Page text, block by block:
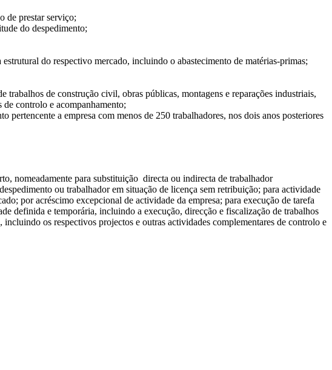
de prestar serviço;
do despedimento;
do respectivo mercado, incluindo o abastecimento de matérias-primas;
de construção civil, obras públicas, montagens e reparações industriais,
controlo e acompanhamento;
a empresa com menos de 250 trabalhadores, nos dois anos posteriores
nomeadamente para substituição directa ou indirecta de trabalhador
ou trabalhador em situação de licença sem retribuição; para actividade
por acréscimo excepcional de actividade da empresa; para execução de tarefa
definida e temporária, incluindo a execução, direcção e fiscalização de trabalhos
os respectivos projectos e outras actividades complementares de controlo e